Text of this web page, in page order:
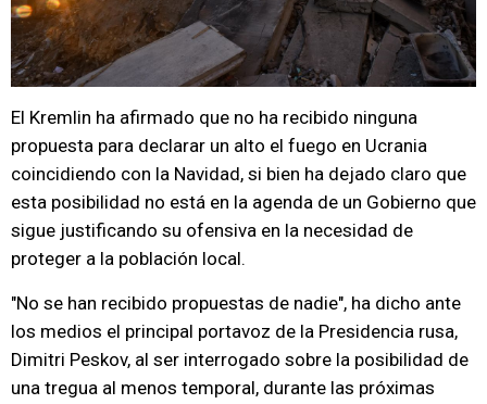
El Kremlin ha afirmado que no ha recibido ninguna
propuesta para declarar un alto el fuego en Ucrania
coincidiendo con la Navidad, si bien ha dejado claro que
esta posibilidad no está en la agenda de un Gobierno que
sigue justificando su ofensiva en la necesidad de
proteger a la población local.
"No se han recibido propuestas de nadie", ha dicho ante
los medios el principal portavoz de la Presidencia rusa,
Dimitri Peskov, al ser interrogado sobre la posibilidad de
una tregua al menos temporal, durante las próximas